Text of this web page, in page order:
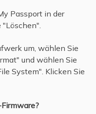
Passport in der
um, wählen Sie
und wählen Sie
System". Klicken Sie